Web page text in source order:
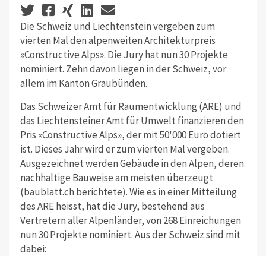
Die Schweiz und Liechtenstein vergeben zum
vierten Mal den alpenweiten Architekturpreis
«Constructive Alps». Die Jury hat nun 30 Projekte
nominiert. Zehn davon liegen in der Schweiz, vor
allem im Kanton Graubünden.
Das Schweizer Amt für Raumentwicklung (ARE) und
das Liechtensteiner Amt für Umwelt finanzieren den
Pris «Constructive Alps», der mit 50'000 Euro dotiert
ist. Dieses Jahr wird er zum vierten Mal vergeben.
Ausgezeichnet werden Gebäude in den Alpen, deren
nachhaltige Bauweise am meisten überzeugt
(baublatt.ch berichtete). Wie es in einer Mitteilung
des ARE heisst, hat die Jury, bestehend aus
Vertretern aller Alpenländer, von 268 Einreichungen
nun 30 Projekte nominiert. Aus der Schweiz sind mit
dabei: